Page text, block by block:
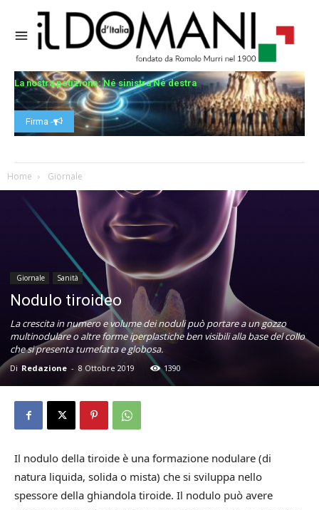
La nostra petizione: Né sinistra Né destra
Firma -
Home Giornale
Giornale Sanità
Nodulo tiroideo
La crescita in numero e volume dei noduli può portare a un gozzo
multinodulare o altre forme iperplastiche ben visibili alla base del collo
che si presenta tumefatta e globosa.
Di Redazione - 8 Ottobre 2019 1390
Il nodulo della tiroide è una formazione nodulare (di
natura liquida, solida o mista) che si sviluppa nello
spessore della ghiandola tiroide. Il nodulo può avere